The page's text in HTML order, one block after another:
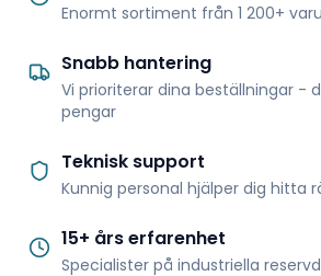
Enormt sortiment från 1 200+
Snabb hantering
Vi prioriterar dina beställningar -
pengar
Teknisk support
Kunnig personal hjälper dig hitta
15+ års erfarenhet
Specialister på industriella